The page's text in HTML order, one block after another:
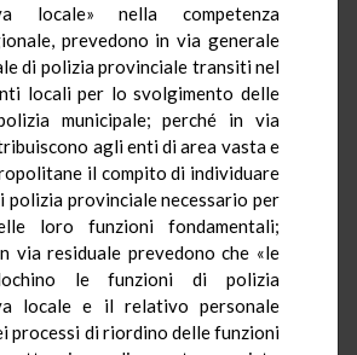
locale» nella competenza
prevedono in via generale
di polizia provinciale transiti nel
locali per lo svolgimento delle
municipale; perché in via
agli enti di area vasta e
il compito di individuare
polizia provinciale necessario per
loro funzioni fondamentali;
via residuale prevedono che «le
le funzioni di polizia
locale e il relativo personale
processi di riordino delle funzioni